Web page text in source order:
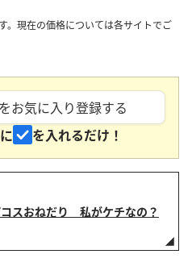
現在の価格については各サイトでご
をお気に入り登録する
を入れるだけ！
スおねだり 私がケチなの？